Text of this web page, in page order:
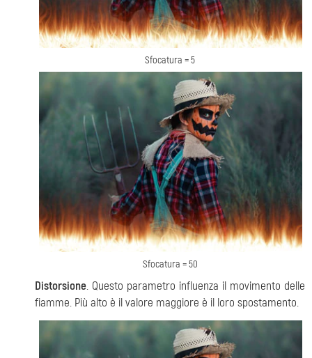
Sfocatura = 5
Sfocatura = 50
Distorsione. Questo parametro influenza il movimento delle
fiamme. Più alto è il valore maggiore è il loro spostamento.